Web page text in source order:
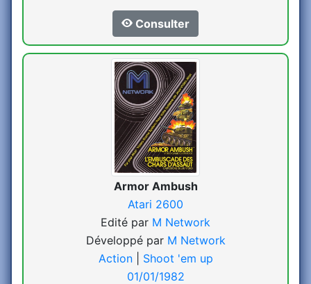
Consulter
Armor Ambush
Atari 2600
Edité par M Network
Développé par M Network
Action
Shoot 'em up
01/01/1982